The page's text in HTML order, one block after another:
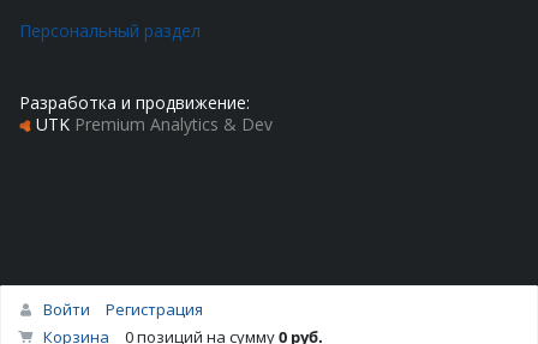
Персональный раздел
Разработка и продвижение:
UTK Premium Analytics & Dev
Наверх
Войти
Регистрация
Корзина
0 позиций на сумму0 руб.